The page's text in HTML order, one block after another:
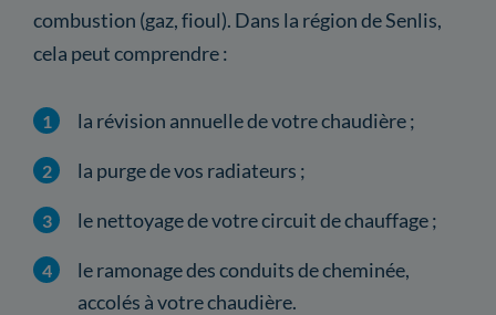
combustion (gaz, fioul). Dans la région de Senlis,
cela peut comprendre :
la révision annuelle de votre chaudière ;
la purge de vos radiateurs ;
le nettoyage de votre circuit de chauffage ;
le ramonage des conduits de cheminée,
accolés à votre chaudière.